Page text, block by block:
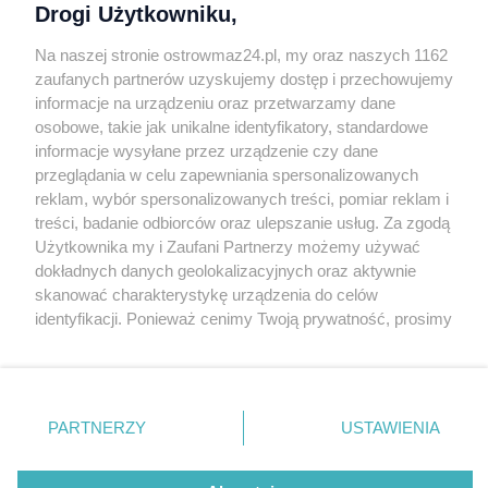
Kontakt
INFORMATOR
Bankomaty
Msze święte
Nocna pomoc lekarska
Taxi
REKLAMA
Banery i artykuły
Reklama wideo
Copyright 2010-2026 OstrowMaz24.pl. Realizacja:PRO-
Współpraca serwis
Drogi Użytkowniku,
Na naszej stronie ostrowmaz24.pl, my oraz naszych 1162
zaufanych partnerów uzyskujemy dostęp i przechowujemy
informacje na urządzeniu oraz przetwarzamy dane
osobowe, takie jak unikalne identyfikatory, standardowe
informacje wysyłane przez urządzenie czy dane
przeglądania w celu zapewniania spersonalizowanych
reklam, wybór spersonalizowanych treści, pomiar reklam i
treści, badanie odbiorców oraz ulepszanie usług. Za zgodą
Użytkownika my i Zaufani Partnerzy możemy używać
dokładnych danych geolokalizacyjnych oraz aktywnie
skanować charakterystykę urządzenia do celów
identyfikacji. Ponieważ cenimy Twoją prywatność, prosimy
prywatności znajdujący się w lewym dolnym rogu strony
. Niektóre rodzaje przetwarzania danych nie wymagają
zgody użytkownika, ale masz prawo sprzeciwić się
PARTNERZY USTAWIENIA